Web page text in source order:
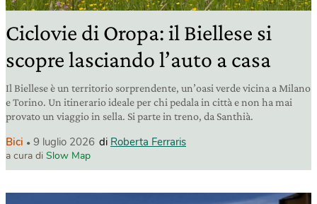
Ciclovie di Oropa: il Biellese si
scopre lasciando l’auto a casa
Il Biellese è un territorio sorprendente, un’oasi verde vicina a Milano
e Torino. Un itinerario ideale per chi pedala in città e non ha mai
provato un viaggio in sella. Si parte in treno, da Santhià.
Bici 9 luglio 2026 di Roberta Ferraris
a cura di Slow Map